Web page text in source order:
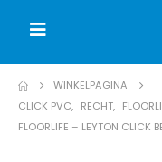
WINKELPAGINA
CLICK PVC, RECHT,
FLOORLIFE – LEYTON CLICK